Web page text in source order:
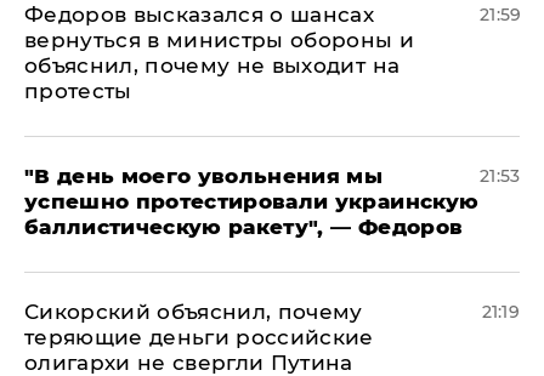
Федоров высказался о шансах
вернуться в министры обороны и
объяснил, почему не выходит на
протесты
21:59
​"В день моего увольнения мы
успешно протестировали украинскую
баллистическую ракету", — Федоров
21:53
Сикорский объяснил, почему
теряющие деньги российские
олигархи не свергли Путина
21:19